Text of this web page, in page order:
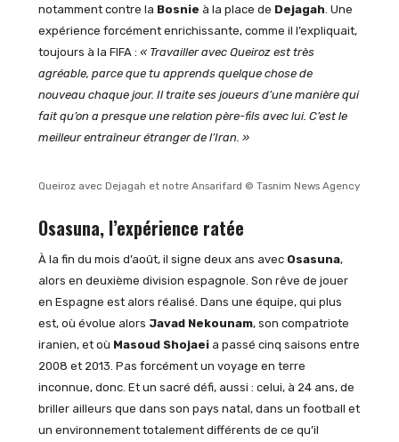
notamment contre la Bosnie à la place de Dejagah. Une
expérience forcément enrichissante, comme il l’expliquait,
toujours à la FIFA : « Travailler avec Queiroz est très
agréable, parce que tu apprends quelque chose de
nouveau chaque jour. Il traite ses joueurs d’une manière qui
fait qu’on a presque une relation père-fils avec lui. C’est le
meilleur entraîneur étranger de l’Iran. »
Queiroz avec Dejagah et notre Ansarifard © Tasnim News Agency
Osasuna, l’expérience ratée
À la fin du mois d’août, il signe deux ans avec Osasuna,
alors en deuxième division espagnole. Son rêve de jouer
en Espagne est alors réalisé. Dans une équipe, qui plus
est, où évolue alors Javad Nekounam, son compatriote
iranien, et où Masoud Shojaeia passé cinq saisons entre
2008 et 2013. Pas forcément un voyage en terre
inconnue, donc. Et un sacré défi, aussi : celui, à 24 ans, de
briller ailleurs que dans son pays natal, dans un football et
un environnement totalement différents de ce qu’il